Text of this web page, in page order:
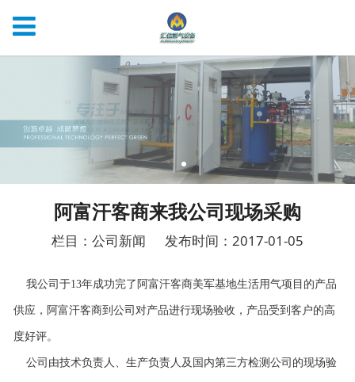
阿富汗客商来我公司现场采购
栏目：公司新闻 发布时间：2017-01-05
我公司于13年成功完了阿富汗客商美军基地生活用气项目的产品
供应，阿富汗客商到公司对产品进行现场验收，产品受到客户的高
度好评。
公司由技术负责人、生产负责人及国内第三方检测公司的现场验